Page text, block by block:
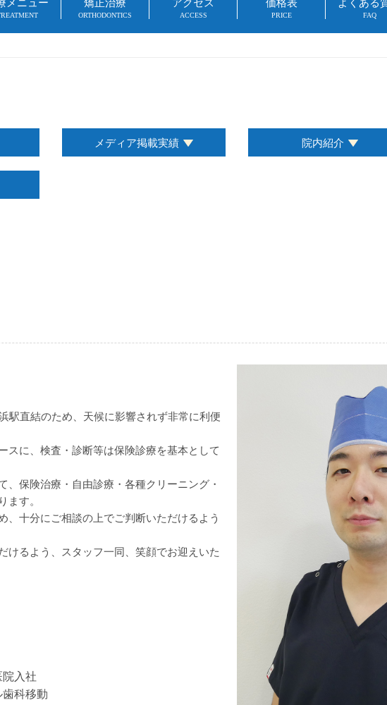
メニュー 矯正治療
ORTHODONTICS
アクセス
ACCESS
価格表
PRICE
よくある
FAQ
メディア掲載実績 院内紹介
駅直結のため、天候に影響されず非常に利便
スに、検査・診断等は保険診療を基本として
保険治療・自由診療・各種クリーニング・
ます。
、十分にご相談の上でご判断いただけるよう
けるよう、スタッフ一同、笑顔でお迎えいた
入社
科移動